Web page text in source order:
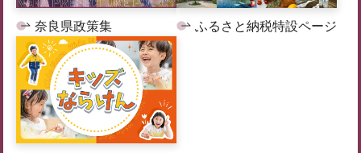
奈良県政策集 ふるさと納税特設ページ